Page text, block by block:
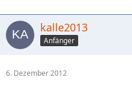
kalle2013
Anfänger
6. Dezember 2012